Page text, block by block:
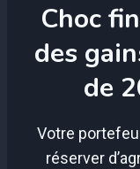
Choc
des
de
Votre
réserver